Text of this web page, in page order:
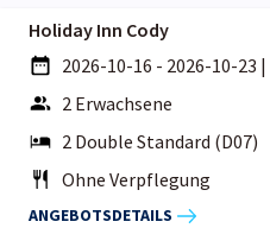
Holiday Inn Cody
2026-10-16 - 2026-10-23 |
2 Erwachsene
2 Double Standard (D07)
Ohne Verpflegung
ANGEBOTSDETAILS